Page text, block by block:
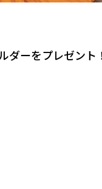
ダーをプレゼント